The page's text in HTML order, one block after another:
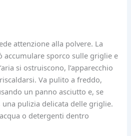
attenzione alla polvere. La
accumulare sporco sulle griglie e
si ostruiscono, l’apparecchio
Va pulito a freddo,
un panno asciutto e, se
pulizia delicata delle griglie.
o detergenti dentro